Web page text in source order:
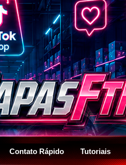
Contato Rápido Tutoriais